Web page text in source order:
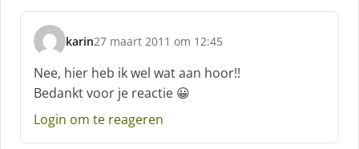
karin
s
c
h
r
e
27 maart 2011 om 12:45
Nee, hier heb ik wel wat aan hoor!!
Bedankt voor je reactie 😀
Login om te reageren